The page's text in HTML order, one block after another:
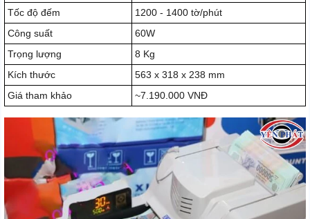
Tốc độ đếm
1200 - 1400 tờ/phút
Công suất
60W
Trọng lượng
8 Kg
Kích thước
563 x 318 x 238 mm
Giá tham khảo
~7.190.000 VNĐ